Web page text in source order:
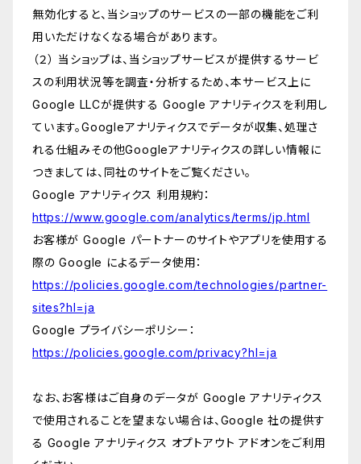
無効化すると、当ショップのサービスの一部の機能をご利
用いただけなくなる場合があります。
（２） 当ショップは、当ショップサービスが提供するサービ
スの利用状況等を調査・分析するため、本サービス上に
Google LLCが提供する Google アナリティクスを利用し
ています。Googleアナリティクスでデータが収集、処理さ
れる仕組みその他Googleアナリティクスの詳しい情報に
つきましては、同社のサイトをご覧ください。
Google アナリティクス 利用規約：
https://www.google.com/analytics/terms/jp.html
お客様が Google パートナーのサイトやアプリを使用する
際の Google によるデータ使用：
https://policies.google.com/technologies/partner-
sites?hl=ja
Google プライバシーポリシー：
https://policies.google.com/privacy?hl=ja
なお、お客様はご自身のデータが Google アナリティクス
で使用されることを望まない場合は、Google 社の提供す
る Google アナリティクス オプトアウト アドオンをご利用